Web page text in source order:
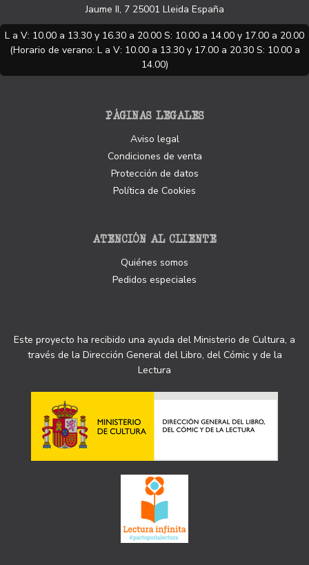
Jaume II, 7 25001 Lleida España
L a V: 10.00 a 13.30 y 16.30 a 20.00 S: 10.00 a 14.00 y 17.00 a 20.00
(Horario de verano: L a V: 10.00 a 13.30 y 17.00 a 20.30 S: 10.00 a
14.00)
PÁGINAS LEGALES
Aviso legal
Condiciones de venta
Protección de datos
Política de Cookies
ATENCIÓN AL CLIENTE
Quiénes somos
Pedidos especiales
Este proyecto ha recibido una ayuda del Ministerio de Cultura, a
través de la Dirección General del Libro, del Cómic y de la
Lectura